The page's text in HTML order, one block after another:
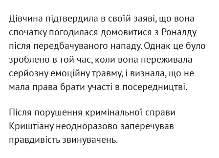
Дівчина підтвердила в своїй заяві, що вона
спочатку погодилася домовитися з Роналду
після передбачуваного нападу. Однак це було
зроблено в той час, коли вона переживала
серйозну емоційну травму, і визнала, що не
мала права брати участі в посередництві.
Після порушення кримінальної справи
Криштіану неодноразово заперечував
правдивість звинувачень.